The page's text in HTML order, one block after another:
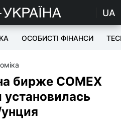
UA
ОСОБИСТІ ФІНАНСИ
бирже COMEX
установилась